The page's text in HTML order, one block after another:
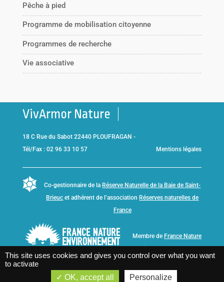
Pêche à pied
Programme de mobilisation citoyenne
Programmes de recherche
Vie associative
VivArmor Nature
18 C Rue du Sabot 22440 PLOUFRAGAN -
Tél/Fax : 02 96 33 10 57
Mentions légales
Co-gestionnaire de la Réserve Naturelle de la Baie de Saint-
Brieuc et adhérent de l’association Réserves naturelles de
France
Membre de France Nature
This site uses cookies and gives you control over what you want
to activate
OK, accept all
Personalize